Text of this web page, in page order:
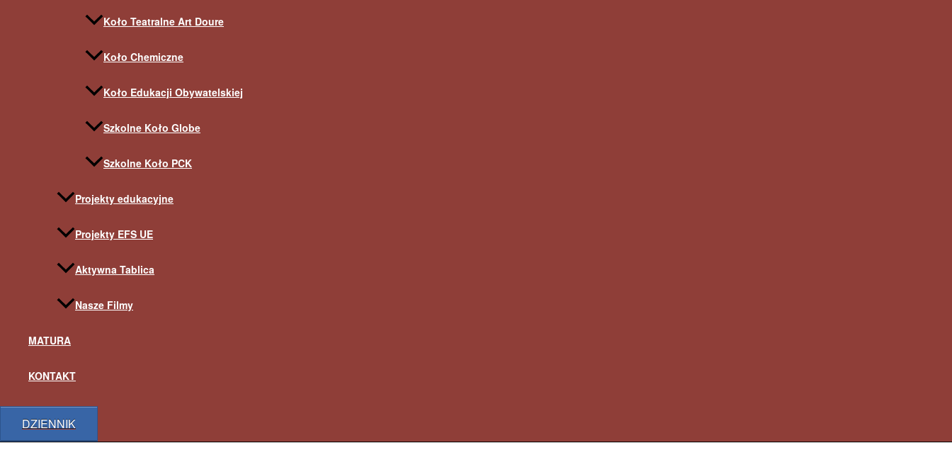
Koło Teatralne Art Doure
Koło Chemiczne
Koło Edukacji Obywatelskiej
Szkolne Koło Globe
Szkolne Koło PCK
Projekty edukacyjne
Projekty EFS UE
Aktywna Tablica
Nasze Filmy
MATURA
KONTAKT
DZIENNIK